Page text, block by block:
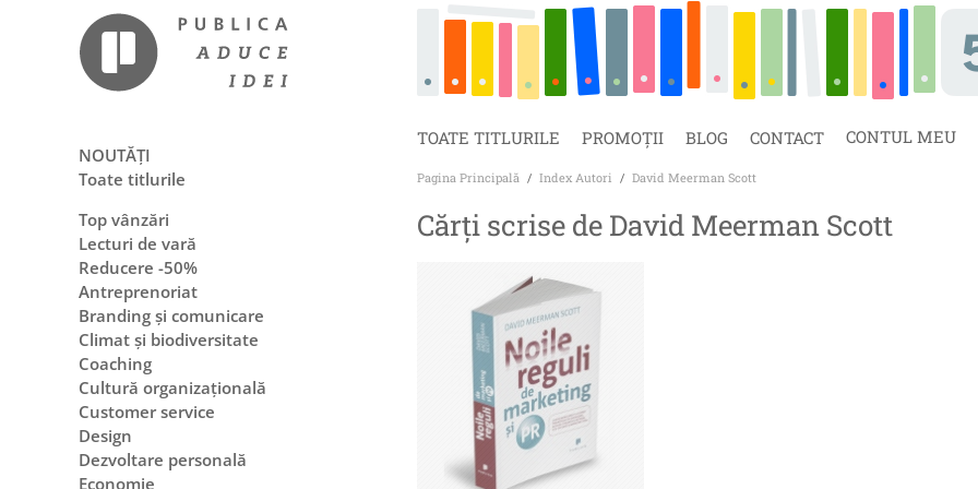
CONTUL MEU
TOATE TITLURILE PROMOȚII BLOG CONTACT
Pagina Principală / Index Autori / David Meerman Scott
Cărți scrise de David Meerman Scott
NOUTĂȚI
Toate titlurile
Top vânzări
Lecturi de vară
Reducere -50%
Antreprenoriat
Branding și comunicare
Climat și biodiversitate
Coaching
Cultură organizațională
Customer service
Design
Dezvoltare personală
Economie